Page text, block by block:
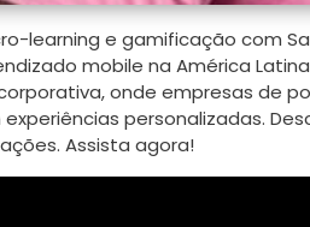
learning e gamificação com
mobile na América
onde empresas de
personalizadas.
Assista agora!